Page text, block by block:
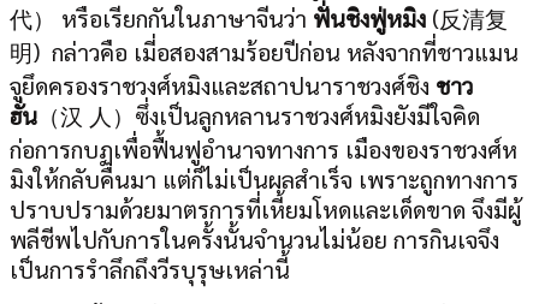
代） หรือเรียกกันในภาษาจีนว่า ฟั่นชิงฟู่หมิง (反清复
明) กล่าวคือ เมี่อสองสามร้อยปีก่อน หลังจากที่ชาวแมน
จูยึดครองราชวงศ์หมิงและสถาปนาราชวงศ์ชิง ชาว
ฮั่น （汉 人）ซึ่งเป็นลูกหลานราชวงศ์หมิงยังมีใจคิด
ก่อการกบฏเพื่อฟื้นฟูอำนาจทางการ เมืองของราชวงศ์ห
มิงให้กลับคืนมา แต่ก็ไม่เป็นผลสำเร็จ เพราะถูกทางการ
ปราบปรามด้วยมาตรการที่เหี้ยมโหดและเด็ดขาด จึงมีผู้
พลีชีพไปกับการในครั้งนั้นจำนวนไม่น้อย การกินเจจึง
เป็นการรำลึกถึงวีรบุรุษเหล่านี้